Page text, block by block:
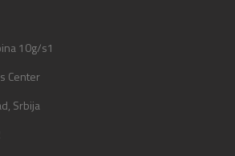
10g/s1
Center
Srbija